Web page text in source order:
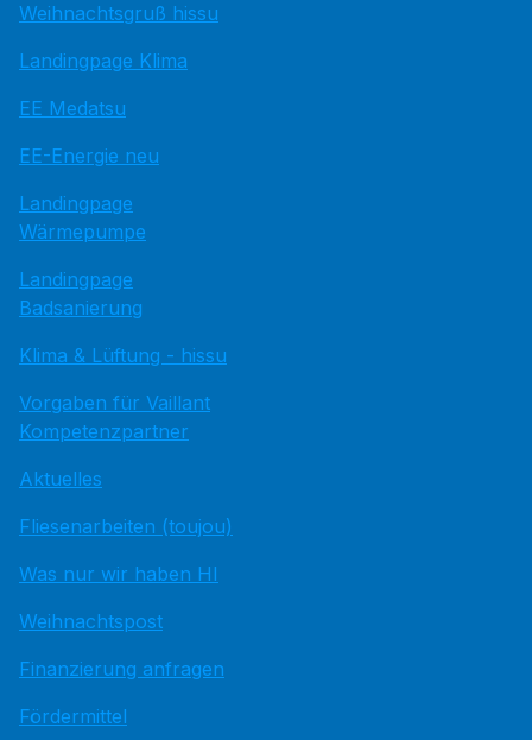
Weihnachtsgruß hissu
Landingpage Klima
EE Medatsu
EE-Energie neu
Landingpage
Wärmepumpe
Landingpage
Badsanierung
Klima & Lüftung - hissu
Vorgaben für Vaillant
Kompetenzpartner
Aktuelles
Fliesenarbeiten (toujou)
Was nur wir haben HI
Weihnachtspost
Finanzierung anfragen
Fördermittel